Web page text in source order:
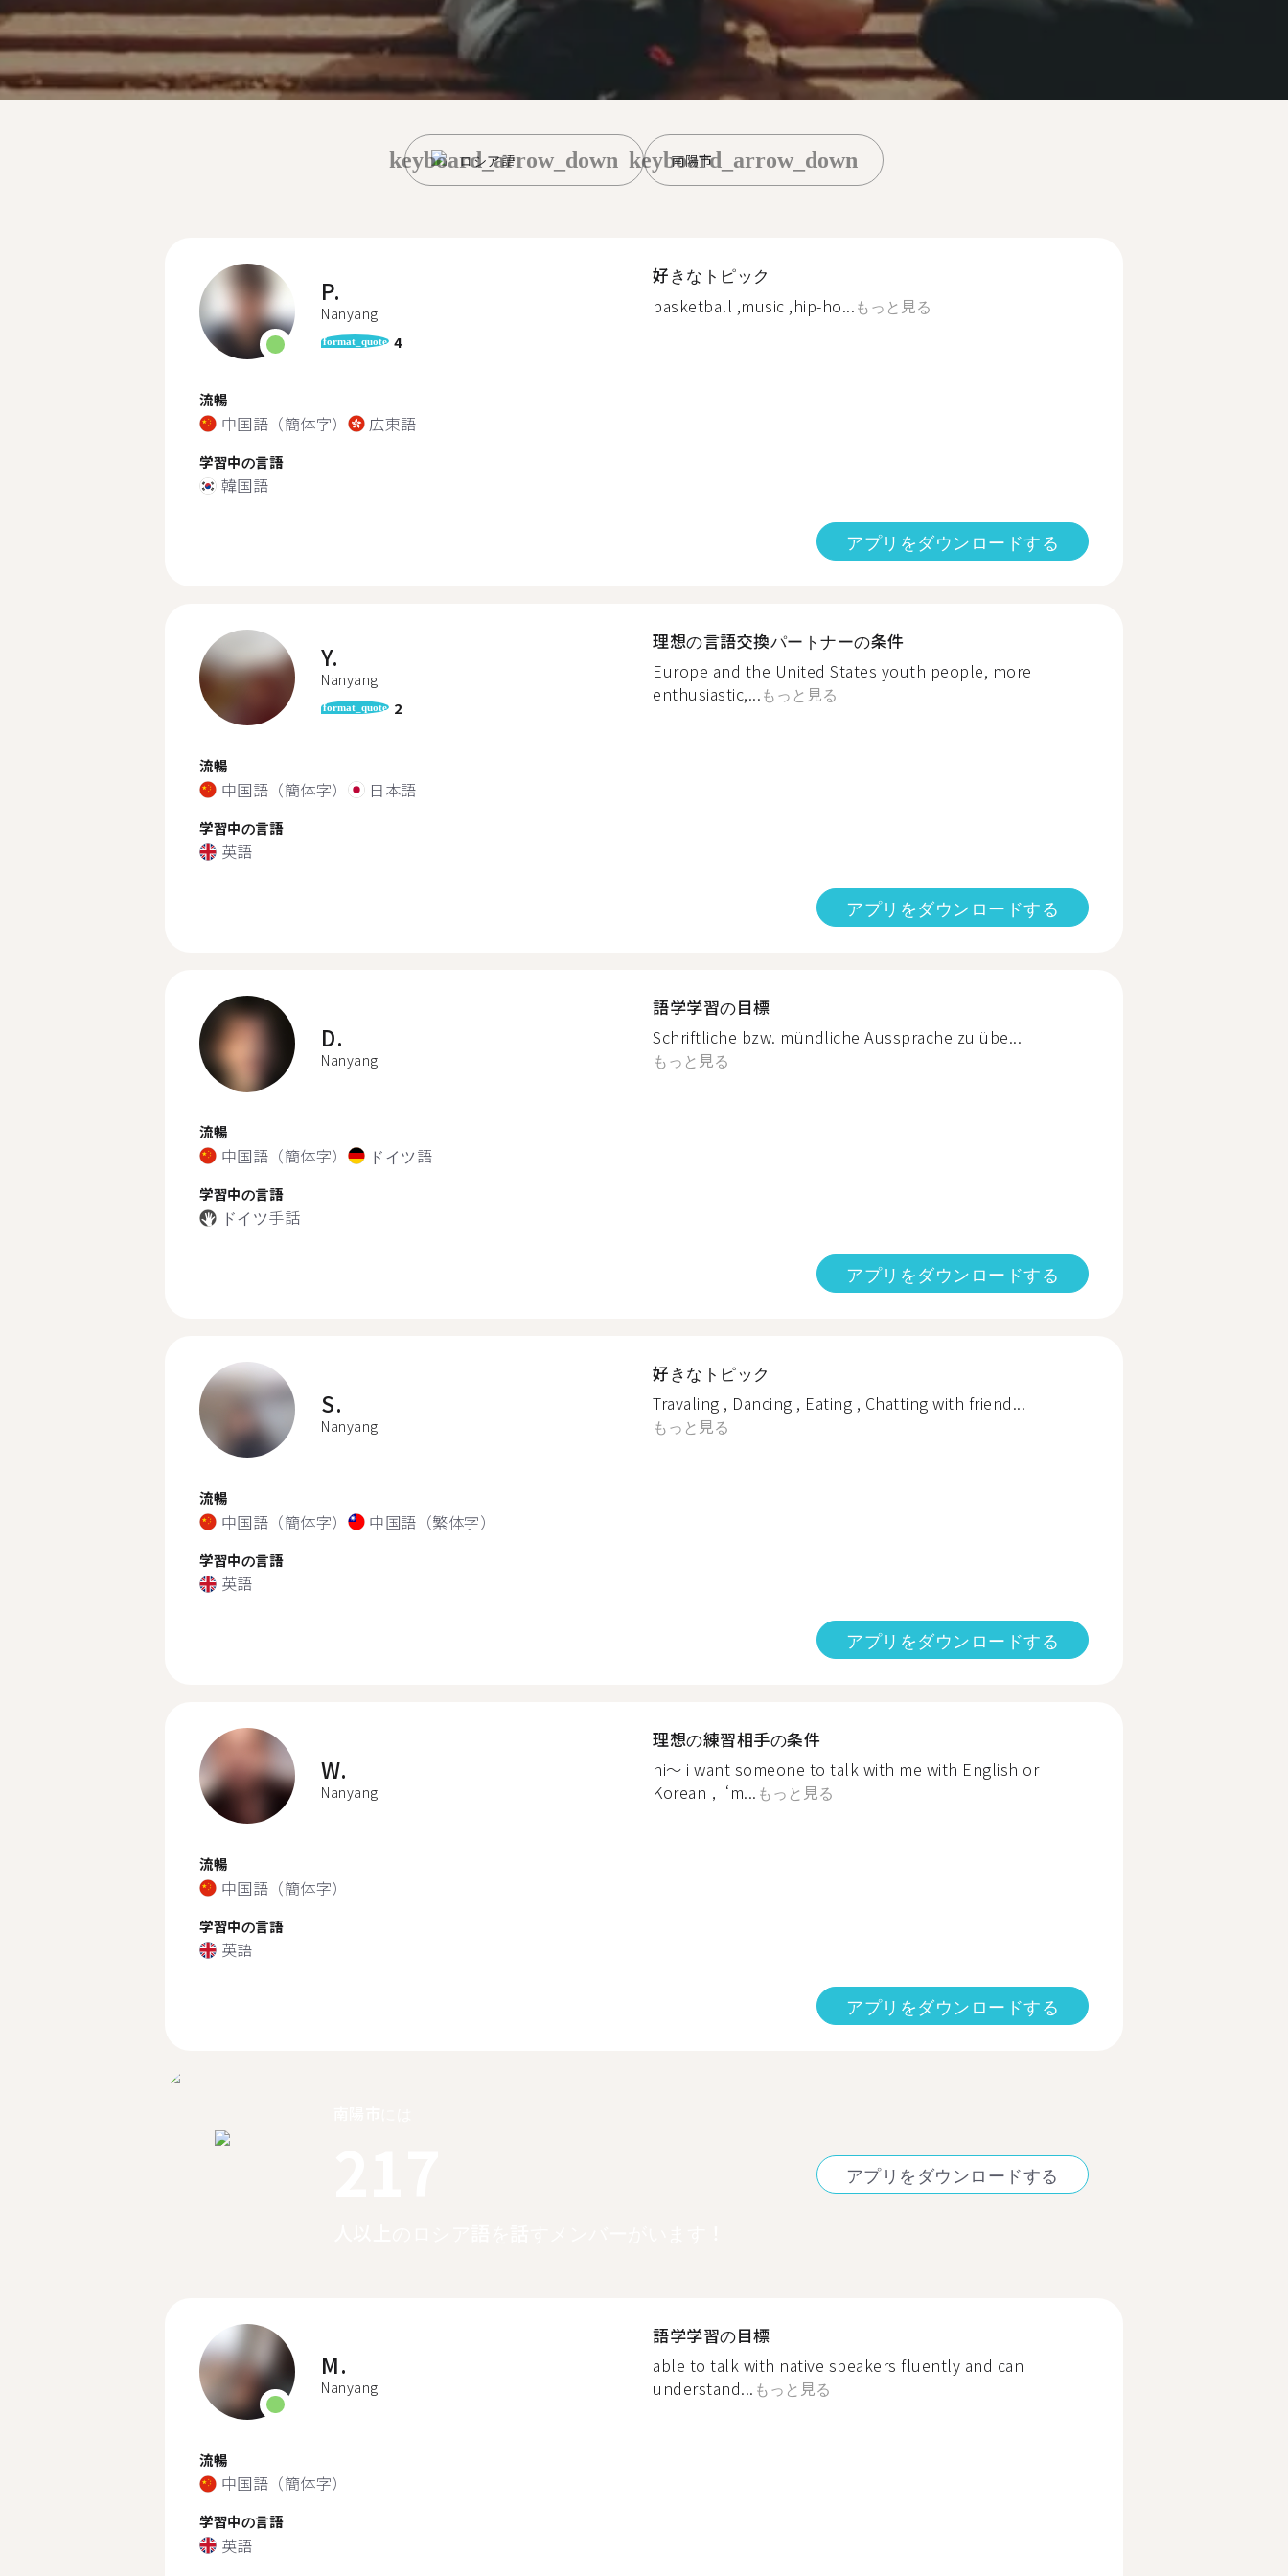
ロシア語
keyboard_arrow_down 南陽市
keyboard_arrow_down
P.
Nanyang
format_quote 4
流暢
中国語（簡体字） 広東語
学習中の言語
韓国語
好きなトピック
basketball ,music ,hip-ho...もっと見る
アプリをダウンロードする
Y.
Nanyang
format_quote 2
流暢
中国語（簡体字） 日本語
学習中の言語
英語
理想の言語交換パートナーの条件
Europe and the United States youth people, more
enthusiastic,...もっと見る
アプリをダウンロードする
D.
Nanyang
流暢
中国語（簡体字） ドイツ語
学習中の言語
ドイツ手話
語学学習の目標
Schriftliche bzw. mündliche Aussprache zu übe...
もっと見る
アプリをダウンロードする
S.
Nanyang
流暢
中国語（簡体字） 中国語（繁体字）
学習中の言語
英語
好きなトピック
Travaling , Dancing , Eating , Chatting with friend...
もっと見る
アプリをダウンロードする
W.
Nanyang
流暢
中国語（簡体字）
学習中の言語
英語
理想の練習相手の条件
hi～ i want someone to talk with me with English or
Korean，i‘m... もっと見る
アプリをダウンロードする
アプリをダウンロードする
M.
Nanyang
流暢
中国語（簡体字）
学習中の言語
英語
語学学習の目標
able to talk with native speakers fluently and can
understand... もっと見る